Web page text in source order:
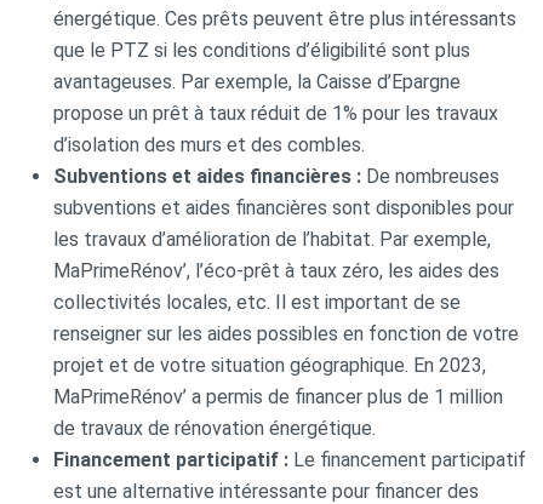
énergétique. Ces prêts peuvent être plus intéressants
que le PTZ si les conditions d’éligibilité sont plus
avantageuses. Par exemple, la Caisse d’Epargne
propose un prêt à taux réduit de 1% pour les travaux
d’isolation des murs et des combles.
Subventions et aides financières : De nombreuses
subventions et aides financières sont disponibles pour
les travaux d’amélioration de l’habitat. Par exemple,
MaPrimeRénov’, l’éco-prêt à taux zéro, les aides des
collectivités locales, etc. Il est important de se
renseigner sur les aides possibles en fonction de votre
projet et de votre situation géographique. En 2023,
MaPrimeRénov’ a permis de financer plus de 1 million
de travaux de rénovation énergétique.
Financement participatif : Le financement participatif
est une alternative intéressante pour financer des